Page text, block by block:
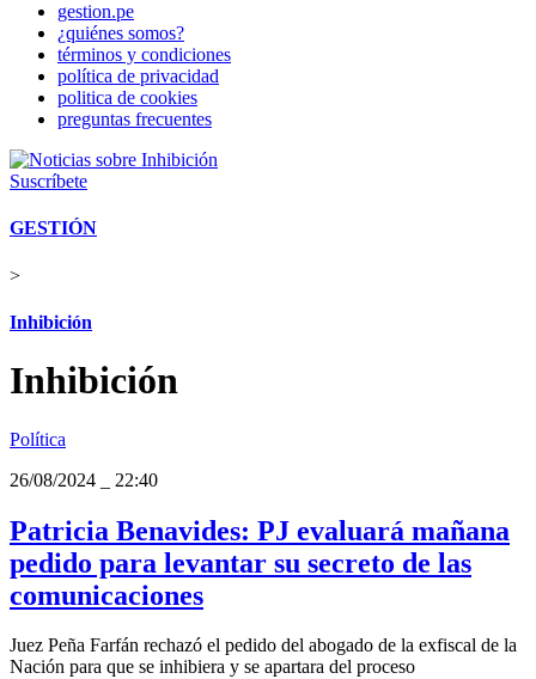
gestion.pe
¿quiénes somos?
términos y condiciones
política de privacidad
politica de cookies
preguntas frecuentes
Suscríbete
GESTIÓN
>
Inhibición
Inhibición
Política
26/08/2024
22:40
Patricia Benavides: PJ evaluará mañana
pedido para levantar su secreto de las
comunicaciones
Juez Peña Farfán rechazó el pedido del abogado de la exfiscal de la
Nación para que se inhibiera y se apartara del proceso